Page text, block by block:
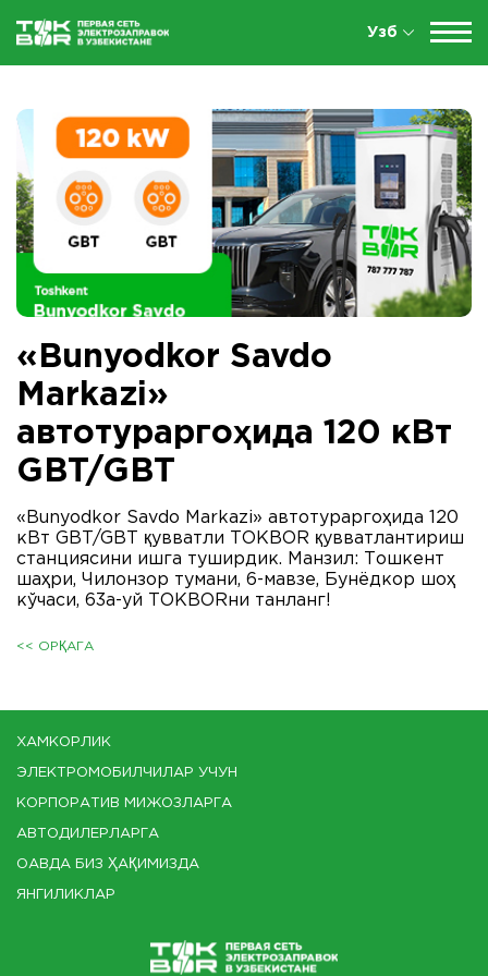
Узб
«Bunyodkor Savdo
Markazi»
автотураргоҳида 120 кВт
GBT/GBT
«Bunyodkor Savdo Markazi» автотураргоҳида 120
кВт GBT/GBT қувватли ТОКBOR қувватлантириш
станциясини ишга туширдик. Манзил: Тошкент
шаҳри, Чилонзор тумани, 6-мавзе, Бунёдкор шоҳ
кўчаси, 63а-уй ТОКBORни танланг!
<< ОРҚАГА
ХАМКОРЛИК
ЭЛЕКТРОМОБИЛЧИЛАР УЧУН
КОРПОРАТИВ МИЖОЗЛАРГА
АВТОДИЛЕРЛАРГА
ОАВДА БИЗ ҲАҚИМИЗДА
ЯНГИЛИКЛАР